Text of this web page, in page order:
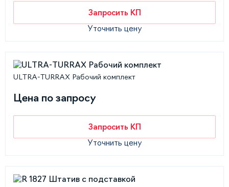
Запросить КП
Уточнить цену
ULTRA-TURRAX Рабочий комплект
Цена по запросу
Запросить КП
Уточнить цену